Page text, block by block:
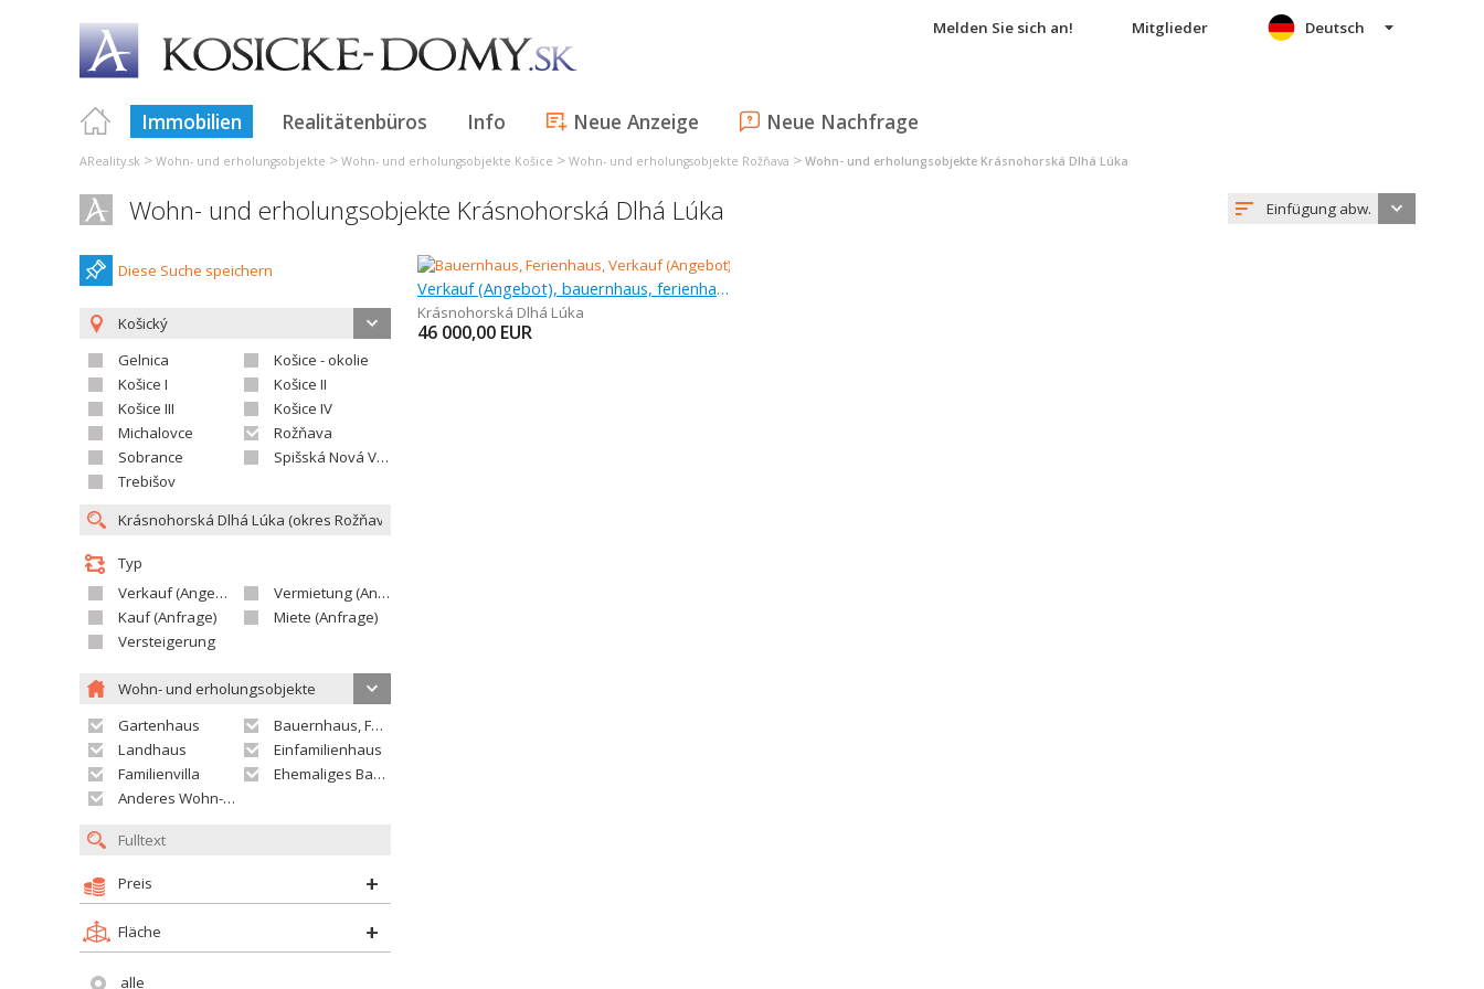
Melden Sie sich an! Mitglieder
Immobilien Realitätenbüros Info Neue Anzeige Neue Nachfrage
Deutsch
AReality.sk > Wohn- und erholungsobjekte > Wohn- und erholungsobjekte Košice > Wohn- und erholungsobjekte Rožňava > Wohn- und erholungsobjekte Krásnohorská Dlhá Lúka
Wohn- und erholungsobjekte Krásnohorská Dlhá Lúka Einfügung abw.
Diese Suche speichern
Košický
Gelnica
Košice - okolie
Košice I
Košice II
Košice III
Košice IV
Michalovce
Rožňava
Sobrance
Spišská Nová Ves
Trebišov
Typ
Verkauf (Angebot)
Vermietung (Angebot)
Kauf (Anfrage)
Miete (Anfrage)
Versteigerung
Wohn- und erholungsobjekte
Gartenhaus
Bauernhaus, Ferienhaus
Landhaus
Einfamilienhaus
Familienvilla
Ehemaliges Bauerngut
Anderes Wohn- oder Ferienobjekt
Preis
Fläche
alle
Verkauf (Angebot), bauernhaus, ferienhaus
Krásnohorská Dlhá Lúka
46 000,00 EUR